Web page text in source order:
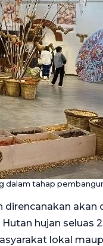
dalam tahap
akan
hujan seluas
lokal